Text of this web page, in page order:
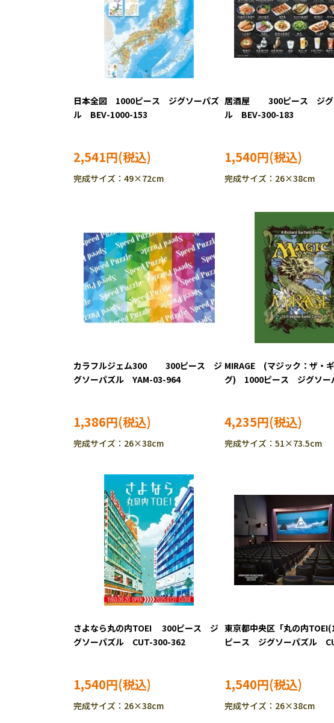
日本全図 1000ピース ジグソーパズ
ル BEV-1000-153
2,541円
完成サイズ：49×72cm
居酒屋 300ピース ジグ
ル BEV-300-183
1,540円
完成サイズ：26×38cm
カラフルジェム300 300ピース ジ
グソーパズル YAM-03-964
1,386円
完成サイズ：26×38cm
MIRAGE (マジック：ザ・
グ) 1000ピース ジグソー
4,235円
完成サイズ：51×73.5cm
さよなら丸の内TOEI 300ピース ジ
グソーパズル CUT-300-362
1,540円
完成サイズ：26×38cm
東京都中央区「丸の内
ピース ジグソーパズル
1,540円
完成サイズ：26×38cm